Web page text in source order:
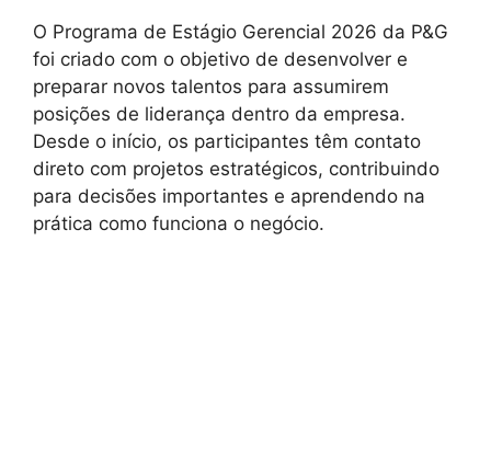
O Programa de Estágio Gerencial 2026 da P&G
foi criado com o objetivo de desenvolver e
preparar novos talentos para assumirem
posições de liderança dentro da empresa.
Desde o início, os participantes têm contato
direto com projetos estratégicos, contribuindo
para decisões importantes e aprendendo na
prática como funciona o negócio.